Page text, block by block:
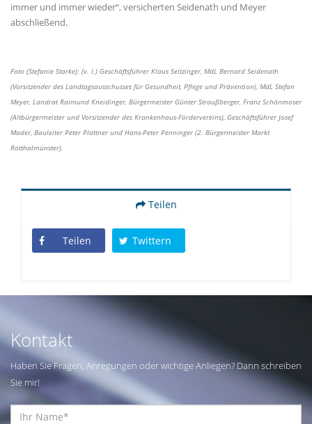
immer und immer wieder“, versicherten Seidenath und Meyer
abschließend.
Foto (Stefanie Starke): (v. l.) Geschäftsführer Klaus Seitzinger, MdL Bernard Seidenath
(Vorsitzender des Landtagsausschusses für Gesundheit, Pflege und Prävention), MdL Stefan
Meyer, Landrat Raimund Kneidinger, Bürgermeister Günter Straußberger, Franz Schönmoser
(Altbürgermeister und Vorsitzender des Krankenhaus-Fördervereins), Geschäftsführer Josef
Mader, Bauleiter Peter Plattner und Hans-Peter Penninger (2. Bürgermeister Markt
Rotthalmünster).
Teilen
Teilen Twittern
Kontakt
Haben Sie Fragen, Anregungen oder wichtige Anliegen? Dann schreiben
Sie mir!